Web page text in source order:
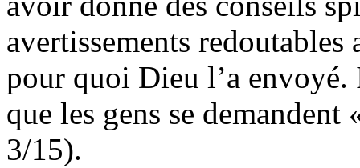
avertissements
pour quoi Dieu l’a
que les gens se
3/15).